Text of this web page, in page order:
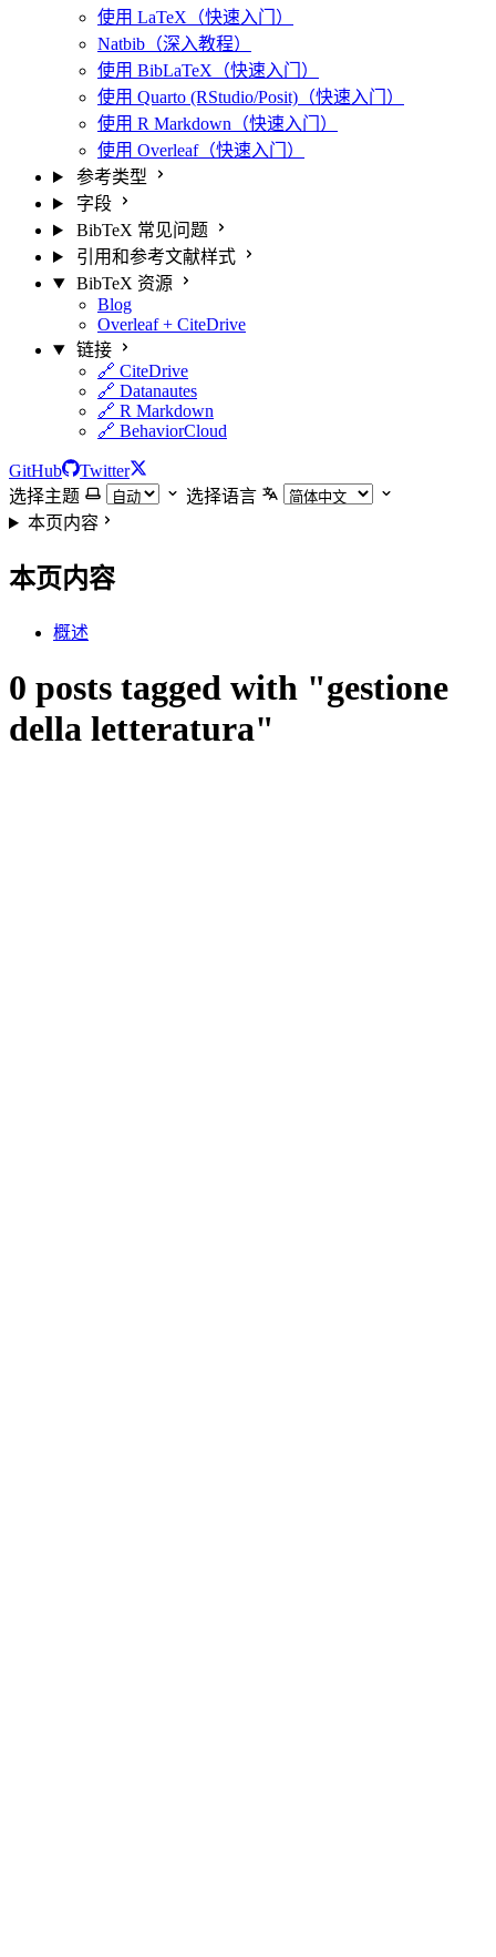
使用 LaTeX（快速入门）
Natbib（深入教程）
使用 BibLaTeX（快速入门）
使用 Quarto (RStudio/Posit)（快速入门）
使用 R Markdown（快速入门）
使用 Overleaf（快速入门）
参考类型
字段
BibTeX 常见问题
引用和参考文献样式
BibTeX 资源
Blog
Overleaf + CiteDrive
链接
🔗 CiteDrive
🔗 Datanautes
🔗 R Markdown
🔗 BehaviorCloud
GitHub
Twitter
选择主题
选择语言
本页内容
本页内容
概述
0 posts tagged with "gestione
della letteratura"